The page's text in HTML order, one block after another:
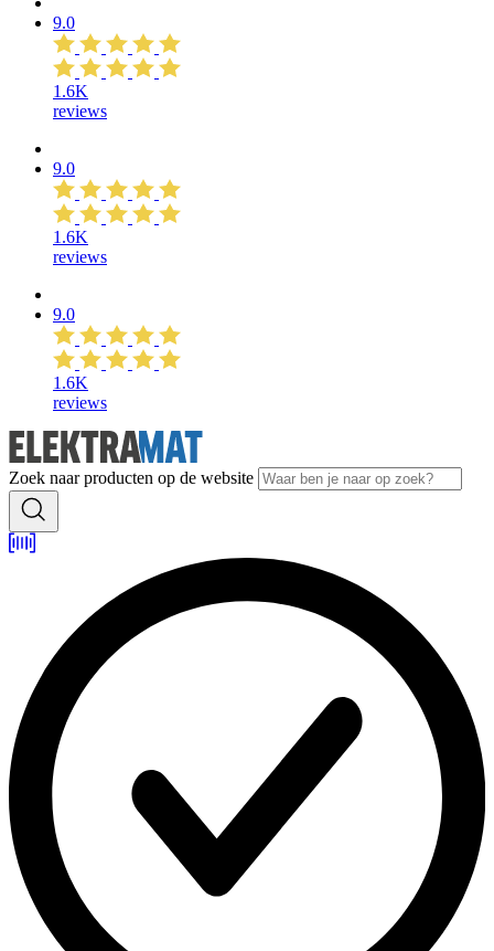
9.0
1.6K
reviews
9.0
1.6K
reviews
9.0
1.6K
reviews
Zoek naar producten op de website